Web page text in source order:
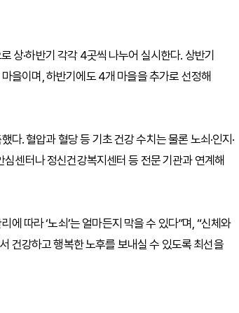
상·하반기 각각 4곳씩 나누어 실시한다. 상반기
을이며, 하반기에도 4개 마을을 추가로 선정해
다. 혈압과 혈당 등 기초 건강 수치는 물론 노쇠·인지·
센터나 정신건강복지센터 등 전문 기관과 연계해
에 따라 ‘노쇠’는 얼마든지 막을 수 있다”며, “신체와
건강하고 행복한 노후를 보내실 수 있도록 최선을